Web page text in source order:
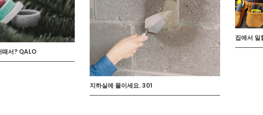
때서? QALO
지하실에 물이세요. 301
집에서 일